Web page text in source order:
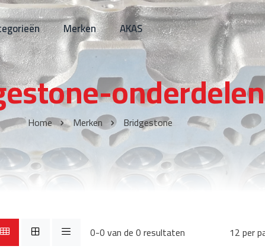
Merken AKAS
onderdelen
Home Merken Bridgestone
0-0 van de 0 resultaten